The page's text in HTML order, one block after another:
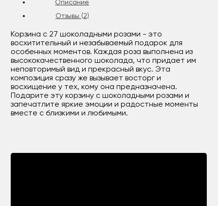
Описание
Отзывы (2)
Корзина с 27 шоколадными розами - это
восхитительный и незабываемый подарок для
особенных моментов. Каждая роза выполнена из
высококачественного шоколада, что придает им
неповторимый вид и прекрасный вкус. Эта
композиция сразу же вызывает восторг и
восхищение у тех, кому она предназначена.
Подарите эту корзину с шоколадными розами и
запечатлите яркие эмоции и радостные моменты
вместе с близкими и любимыми.